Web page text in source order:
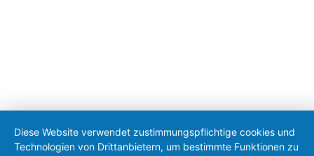
Diese Website verwendet zustimmungspflichtige cookies und
Technologien von Drittanbietern, um bestimmte Funktionen zu